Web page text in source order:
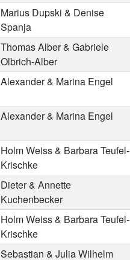
Marius Dupski & Denise
Spanja
Thomas Alber & Gabriele
Olbrich-Alber
Alexander & Marina Engel
Alexander & Marina Engel
Holm Weiss & Barbara Teufel-
Krischke
Dieter & Annette
Kuchenbecker
Holm Weiss & Barbara Teufel-
Krischke
Sebastian & Julia Wilhelm